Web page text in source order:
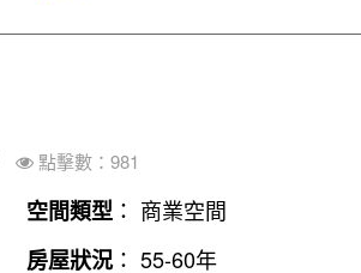
點擊數：981
空間類型 ： 商業空間
房屋狀況 ： 55-60年